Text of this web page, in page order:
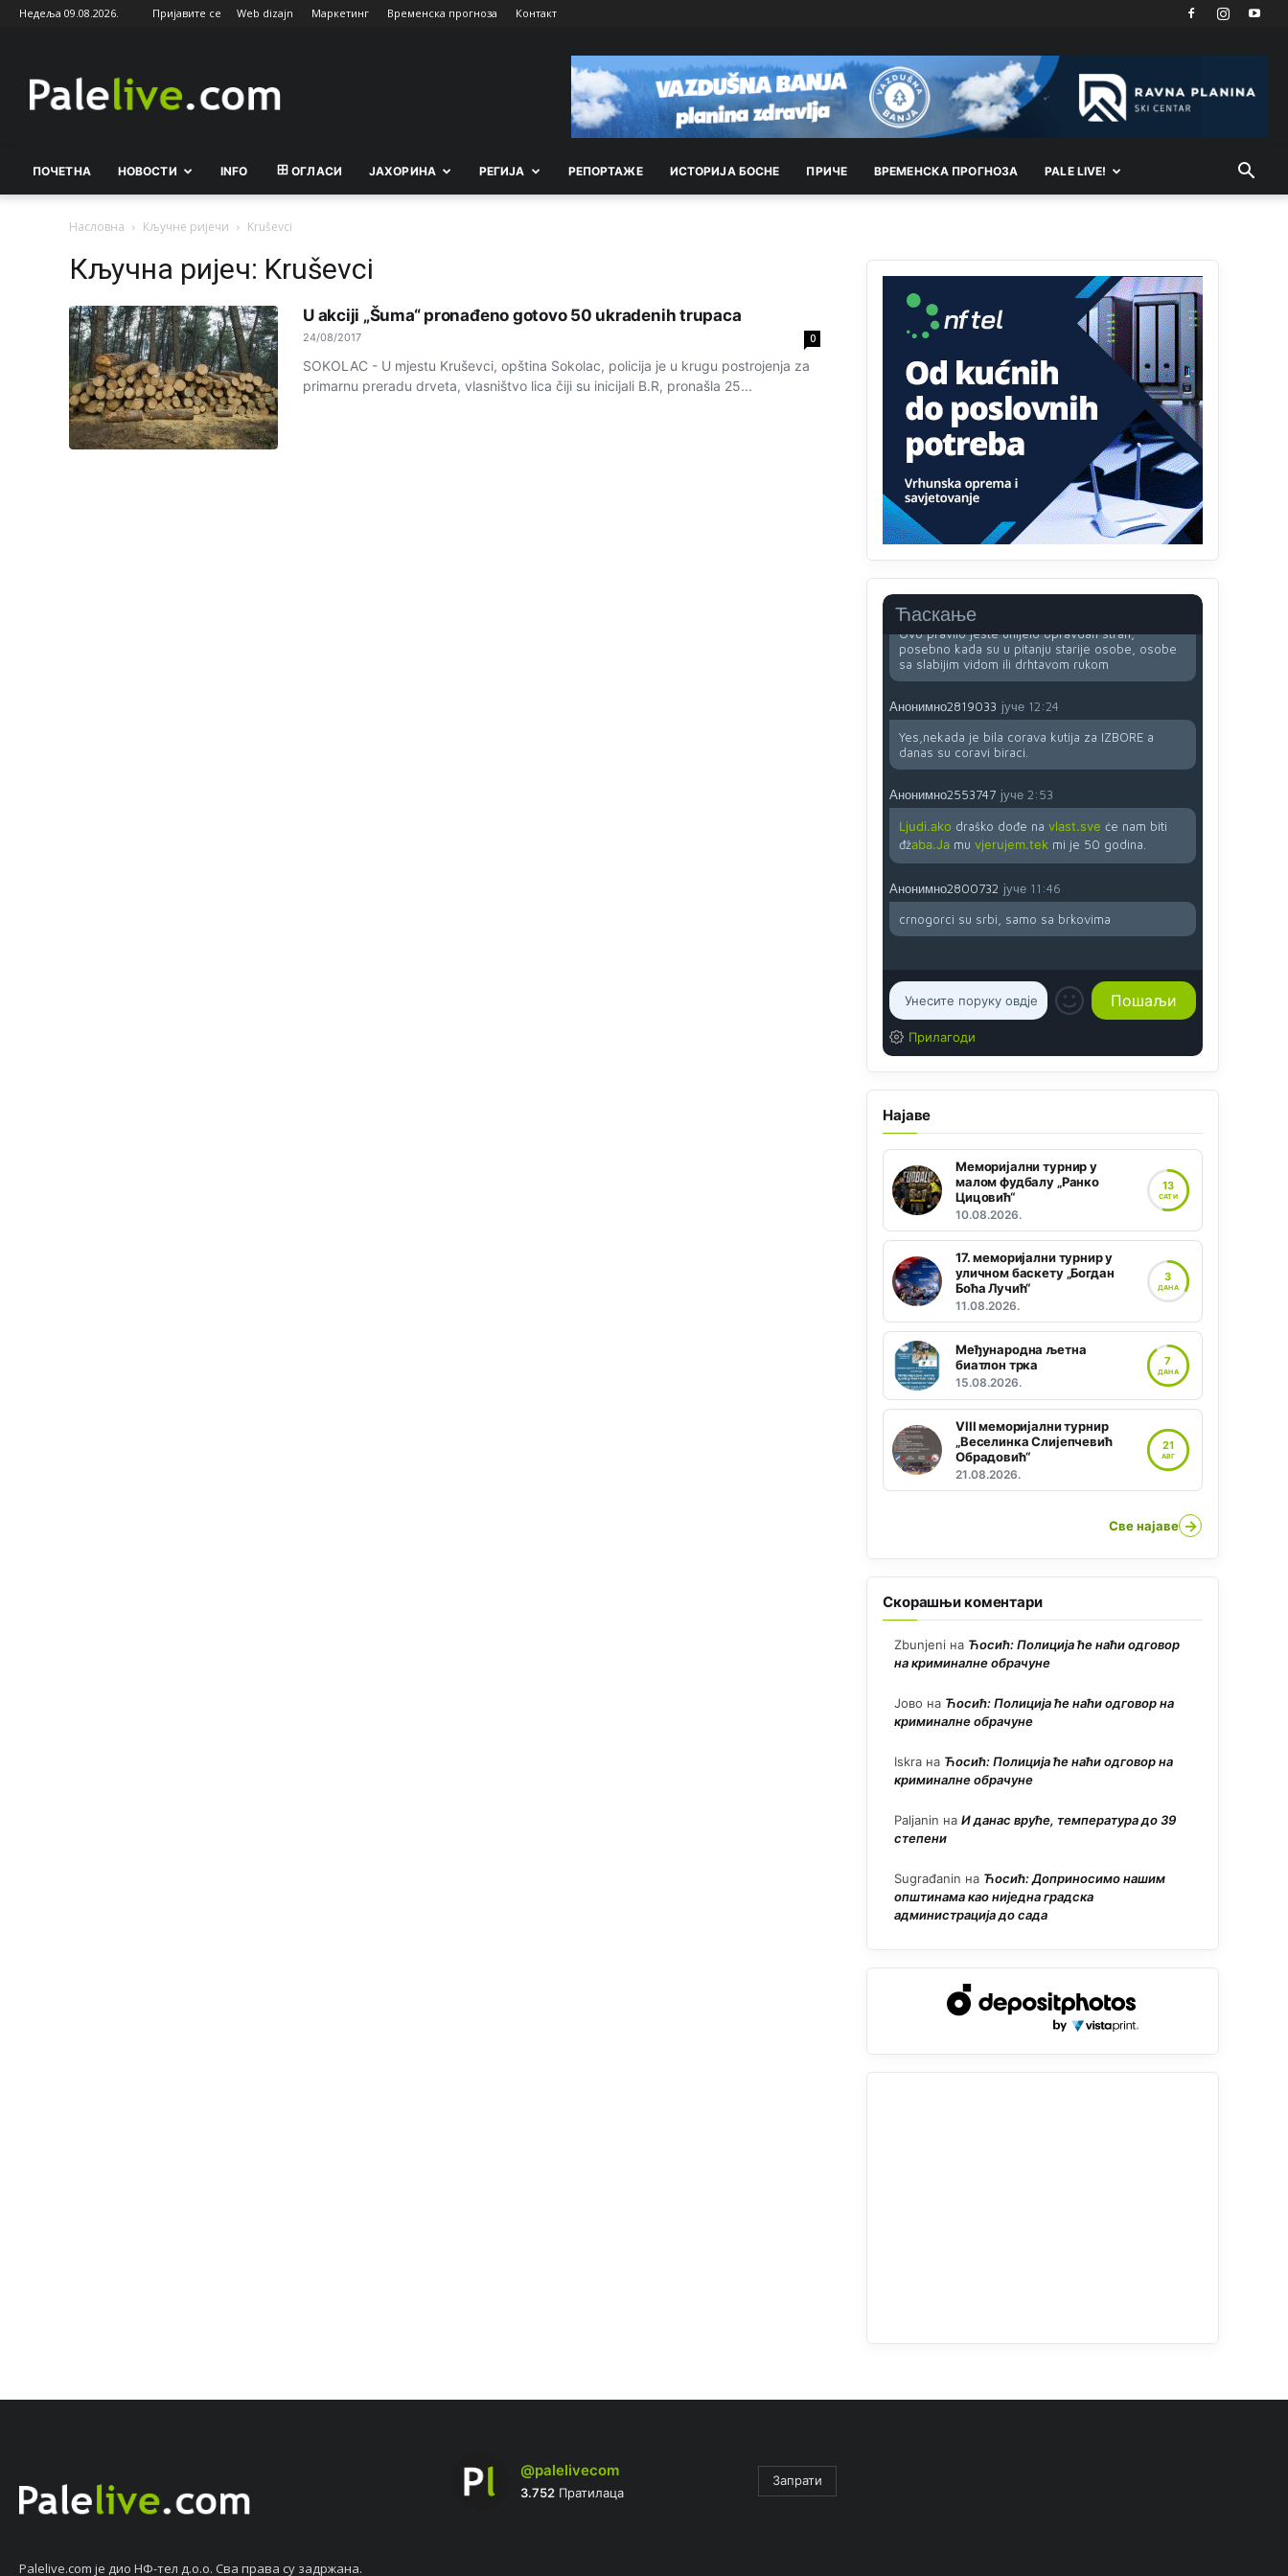
Недеља 09.08.2026. Пријавите се Web dizajn Маркетинг Временска прогноза Контакт
ПОЧЕТНА НОВОСТИ INFO ОГЛАСИ ЈАХОРИНА РEГИЈА РEПОРТАЖE ИСТОРИЈА БОСНЕ ПРИЧЕ ВРEМEНСКА ПРОГНОЗА PALE LIVE!
Насловна Кључне ријечи Kruševci
Кључна ријеч: Kruševci
U akciji „Šuma“ pronađeno gotovo 50 ukradenih trupaca
24/08/2017 0
SOKOLAC - U mjestu Kruševci, opština Sokolac, policija je u krugu postrojenja za
primarnu preradu drveta, vlasništvo lica čiji su inicijali B.R, pronašla 25...
Ћаскање
Najveći rizik sa nepismenim stanovništvom je
"kupovina glasova" i manipulacija kroz fiktivne
pomoćnike (koji zapravo glasaju po nalogu
političkih partija, a ne po želji birača).
Анонимно2818605
Prema zvaničnim podacima Agencije za statistiku
Анонимно2818605 јуче 11:30
Prema podacima o informaciono-komunikacionim
tehnologijama, čak 33,4% domaćinstava u BiH
uopšte nema pristup računaru bilo koje vrste
(desktop, laptop ili tablet
Анонимно2818605 јуче
11:34
Najveći dio populacije starije od 65 godina
uopšte ne koristi internet, niti ima pristup
računarima
Анонимно2818605 јуче
Uvođenje pravila da se umjesto dosadašnjeg
znaka "X" (krstića) kružić ispred kandidata mora u
potpunosti obojiti (popuniti) uvedeno je isključivo
zbog tehničkih zahtjeva optičkih skenera.
Ovo pravilo jeste unijelo opravdan strah,
posebno kada su u pitanju starije osobe, osobe
sa slabijim vidom ili drhtavom rukom
Анонимно2819033 јуче 12:24
Yes,nekada je bila corava kutija za IZBORE a
danas su coravi biraci.
Анонимно2553747 јуче 2:53
Ljudi.ako draško dođe na vlast.sve će nam biti
đžaba.Jamu vjerujem.tek mi je 50 godina.
Анонимно2800732 јуче 11:46
crnogorci su srbi, samo sa brkovima
Прилагоди
Најаве
Меморијални турнир у
малом фудбалу „Ранко
Цицовић“
10.08.2026.
13
САТИ
17. меморијални турнир у
уличном баскету „Богдан
Боћа Лучић“
11.08.2026.
3
ДАНА
Међународна љетна
биатлон трка
15.08.2026.
7
ДАНА
VIII меморијални турнир
„Веселинка Слијепчевић
Обрадовић“
21.08.2026.
21
АВГ
Све најаве →
Скорашњи коментари
Zbunjeni на Ћосић: Полиција ће наћи одговор
на криминалне обрачуне
Јово на Ћосић: Полиција ће наћи одговор на
криминалне обрачуне
Iskra на Ћосић: Полиција ће наћи одговор на
криминалне обрачуне
Paljanin на И данас вруће, температура до 39
степени
Sugrađanin на Ћосић: Доприносимо нашим
општинама као ниједна градска
администрација до сада
Palelive.com јe дио НФ-тeл д.о.о. Сва права су задржана.
@palelivecom
3.752Пратилаца
Запрати